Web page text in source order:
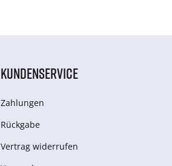
KUNDENSERVICE
Zahlungen
Rückgabe
Vertrag widerrufen